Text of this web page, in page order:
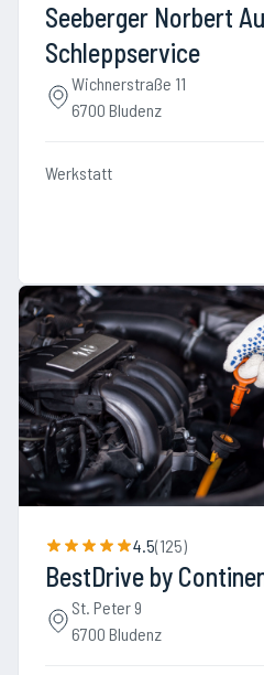
Seeberger Norbert
Schleppservice
Wichnerstraße 11
6700 Bludenz
Werkstatt
4.5(125)
BestDrive by
St. Peter 9
6700 Bludenz